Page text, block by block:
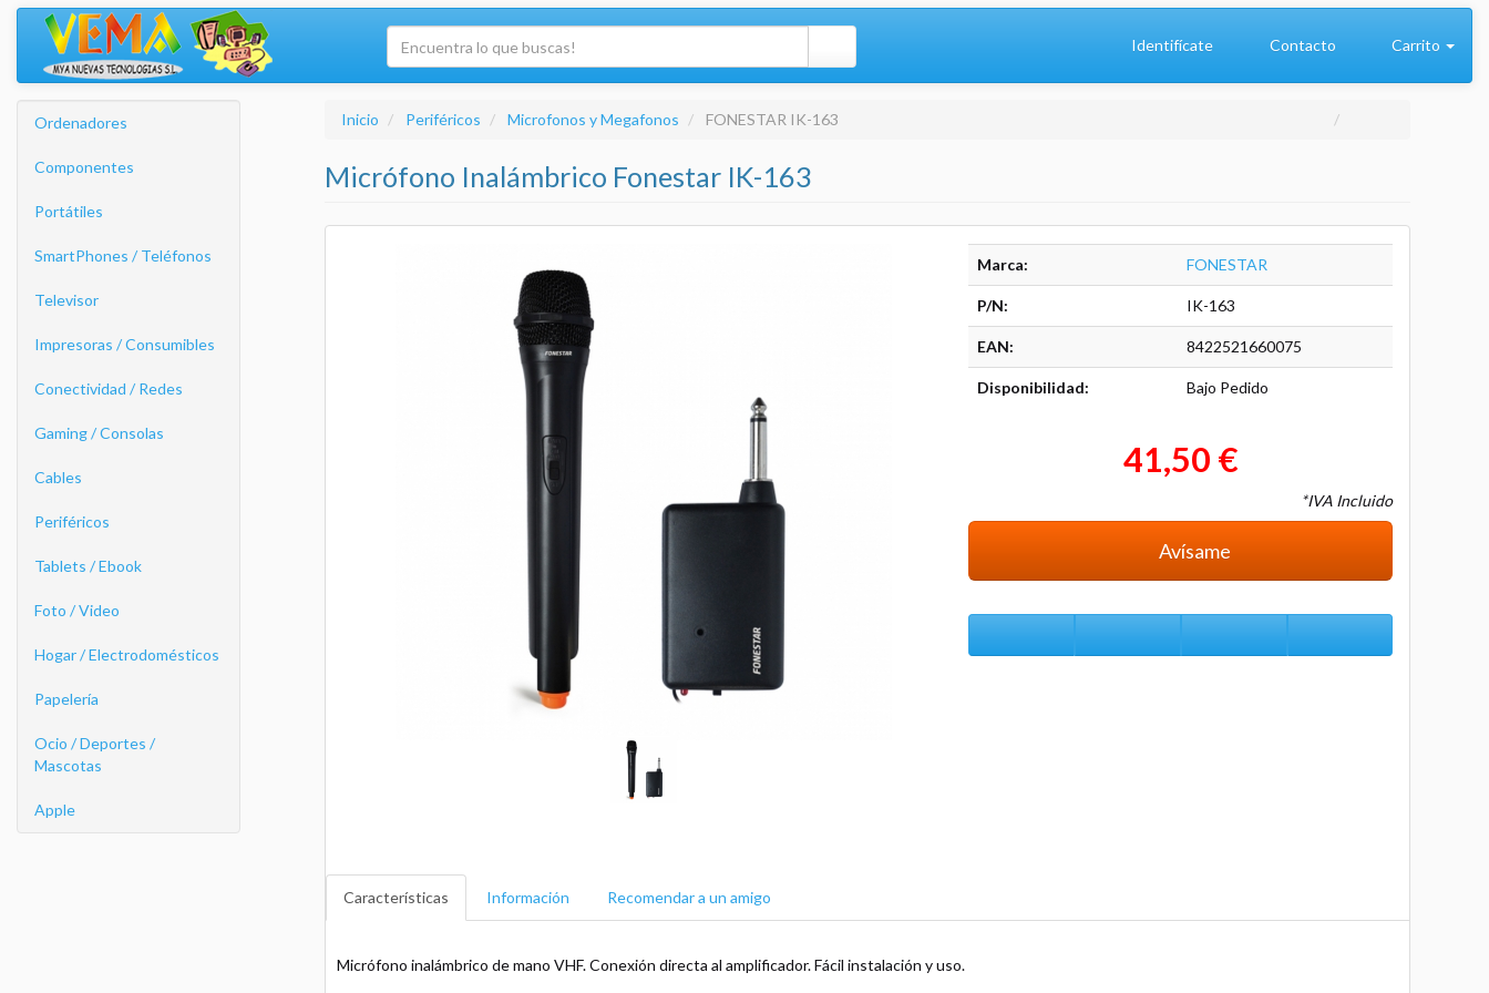
Identifícate Contacto Carrito
Ordenadores
Componentes
Portátiles
SmartPhones / Teléfonos
Televisor
Impresoras / Consumibles
Conectividad / Redes
Gaming / Consolas
Cables
Periféricos
Tablets / Ebook
Foto / Video
Hogar / Electrodomésticos
Papelería
Ocio / Deportes /
Mascotas
Apple
Inicio Periféricos Microfonos y Megafonos FONESTAR IK-163
Micrófono Inalámbrico Fonestar IK-163
Marca: FONESTAR
P/N: IK-163
EAN: 8422521660075
Disponibilidad: Bajo Pedido
41,50 €
*IVA Incluido
Avísame
Características Información Recomendar a un amigo
Micrófono inalámbrico de mano VHF. Conexión directa al amplificador. Fácil instalación y uso.